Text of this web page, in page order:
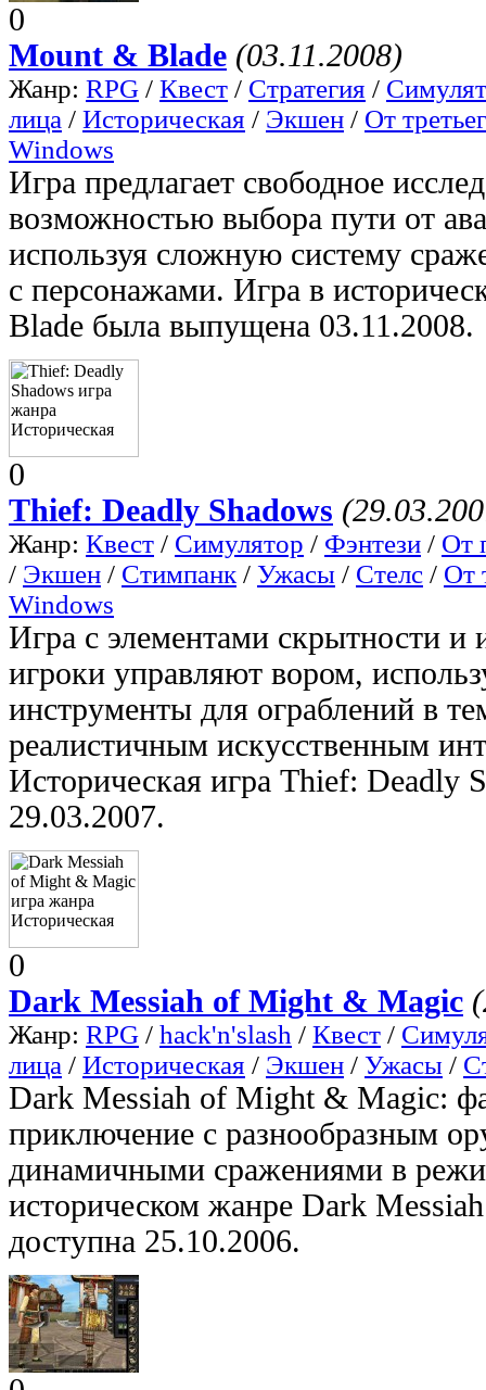
0
Mount & Blade (03.11.2008)
Жанр: RPG / Квест / Стратегия /
лица / Историческая / Экшен / От
Windows
Игра предлагает свободное
возможностью выбора пути от
используя сложную систему
с персонажами. Игра в
Blade была выпущена 03.11.2008.
0
Thief: Deadly Shadows
Жанр: Квест / Симулятор / Фэнтези / От
/ Экшен / Стимпанк / Ужасы / Стелс / От
Windows
Игра с элементами скрытности и
игроки управляют вором,
инструменты для ограблений в
реалистичным искусственным
Историческая игра Thief: Deadly
29.03.2007.
0
Dark Messiah of Might & Magic
Жанр: RPG / hack'n'slash / Квест /
лица / Историческая / Экшен / Ужасы /
Dark Messiah of Might & Magic:
приключение с разнообразным
динамичными сражениями в
историческом жанре Dark
доступна 25.10.2006.